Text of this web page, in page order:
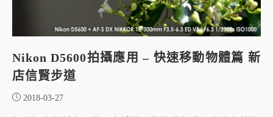
Nikon D5600拍攝應用 – 快速移動物體篇 新
店信賢步道
2018-03-27